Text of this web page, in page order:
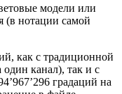
модели или
(в нотации самой
как с традиционной
канал), так и с
градаций на